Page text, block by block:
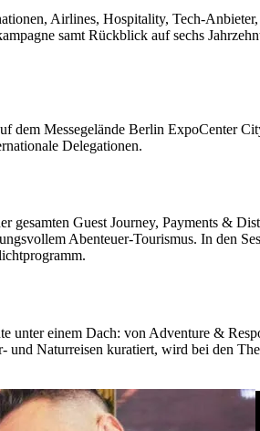
Airlines, Hospitality, Tech-
samt Rückblick auf sechs
dem Messegelände Berlin ExpoCenter
Delegationen.
gesamten Guest Journey, Payments &
Abenteuer-Tourismus. In den
unter einem Dach: von Adventure &
Naturreisen kuratiert, wird bei den